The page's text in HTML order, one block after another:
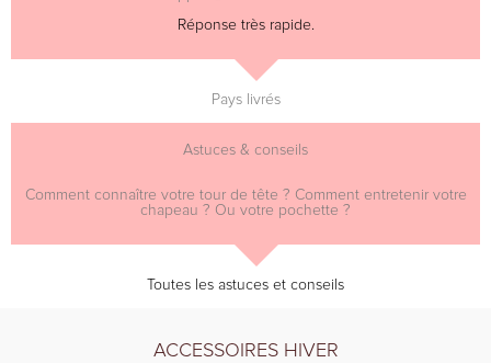
Réponse très rapide.
Pays livrés
Astuces & conseils
Comment connaître votre tour de tête ? Comment entretenir votre
chapeau ? Ou votre pochette ?
Toutes les astuces et conseils
ACCESSOIRES HIVER